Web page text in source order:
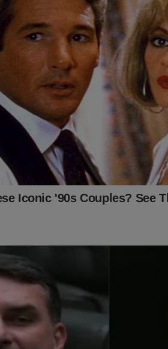
graças a ajuda de nossos
considere se tornar um
conservador do Brasil e ter
onde os "assuntos proibidos" no Brasil
IMPORTANTE! CONTAMOS COM